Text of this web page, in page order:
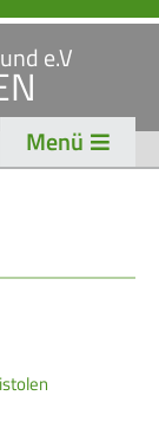
e.V
Menü